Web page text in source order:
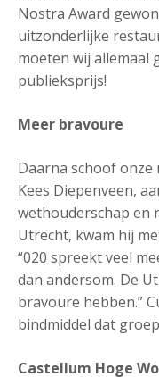
Nostra Award
uitzonderlijke
moeten wij allemaal
publieksprijs!
Meer bravoure
Daarna schoof
Kees Diepenveen,
wethouderschap en
Utrecht, kwam hij
“020 spreekt veel
dan andersom. De
bravoure hebben.”
bindmiddel dat
Castellum Hoge